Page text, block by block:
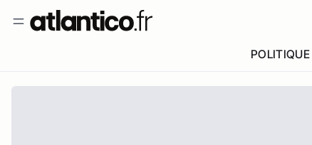
POLITIQUE